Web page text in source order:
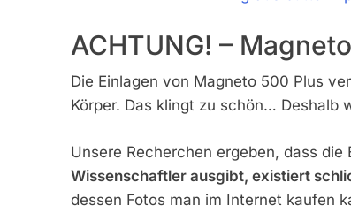
ACHTUNG! –
Die Einlagen von Magneto 500 Plus
Körper. Das klingt zu schön… Deshalb
Unsere Recherchen ergeben, dass
Wissenschaftler ausgibt, existiert
dessen Fotos man im Internet kaufen